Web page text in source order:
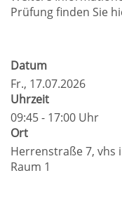
Prüfung finden Sie
Datum
Fr., 17.07.2026
Uhrzeit
09:45 - 17:00 Uhr
Ort
Herrenstraße 7, vhs
Raum 1